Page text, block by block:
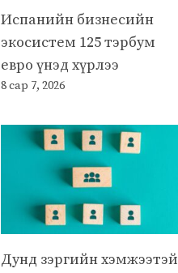
Испанийн бизнесийн
экосистем 125 тэрбум
евро үнэд хүрлээ
8 сар 7, 2026
Дунд зэргийн хэмжээтэй